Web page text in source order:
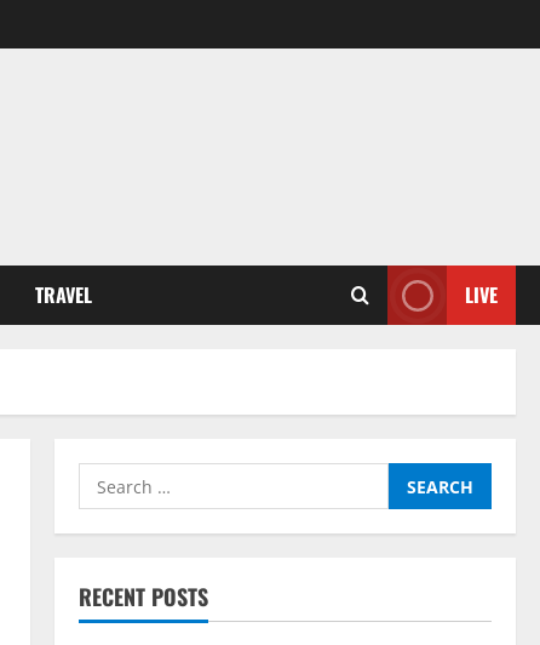
TRAVEL LIVE
Search
for:
RECENT POSTS